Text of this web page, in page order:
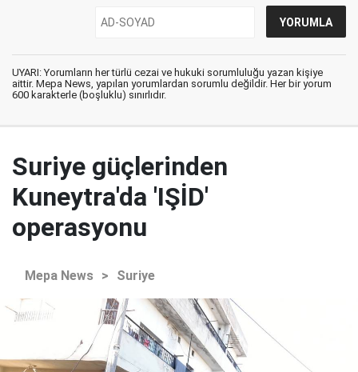
UYARI: Yorumların her türlü cezai ve hukuki sorumluluğu yazan kişiye
aittir. Mepa News, yapılan yorumlardan sorumlu değildir. Her bir yorum
600 karakterle (boşluklu) sınırlıdır.
Suriye güçlerinden
Kuneytra'da 'IŞİD'
operasyonu
Mepa News > Suriye